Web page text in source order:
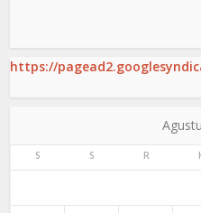
https://
S S R